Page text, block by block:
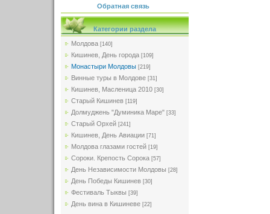
Обратная связь
Категории раздела
Молдова [140]
Кишинев, День города [109]
Монастыри Молдовы [219]
Винные туры в Молдове [31]
Кишинев, Масленица 2010 [30]
Старый Кишинев [119]
Долмуджень "Думиника Маре" [33]
Старый Орхей [241]
Кишинев, День Авиации [71]
Молдова глазами гостей [19]
Сороки. Крепость Сорока [57]
День Независимости Молдовы [28]
День Победы Кишинев [30]
Фестиваль Тыквы [39]
День вина в Кишиневе [22]